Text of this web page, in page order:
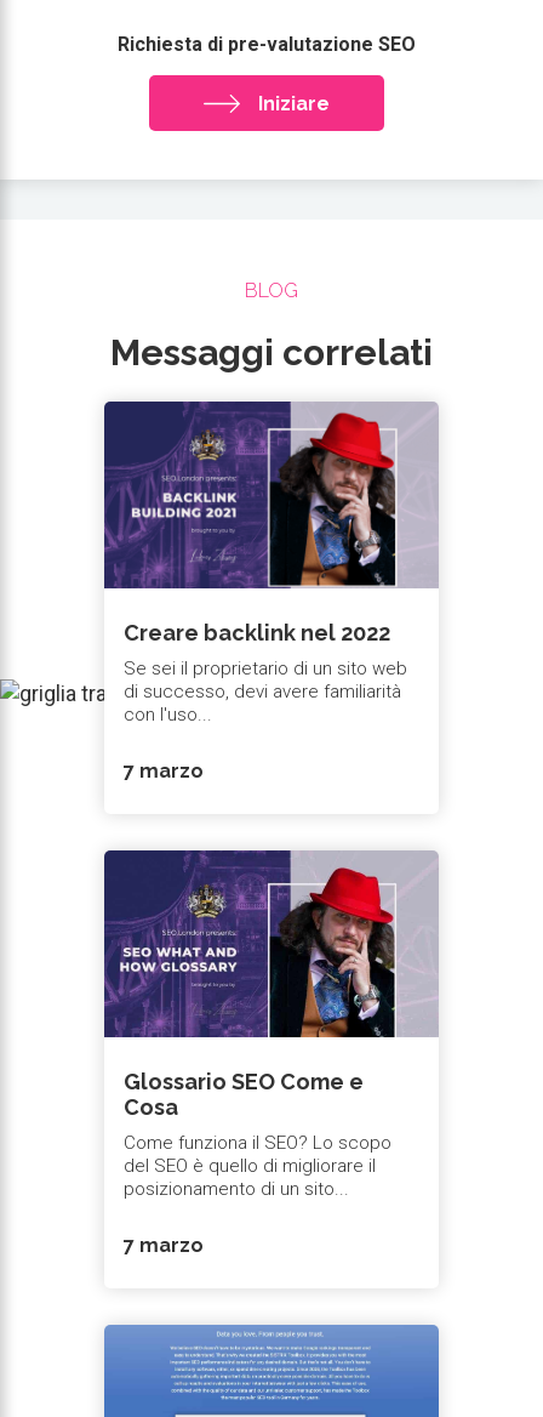
Richiesta di pre-valutazione SEO
Iniziare
BLOG
Messaggi correlati
Creare backlink nel 2022
Se sei il proprietario di un sito web
di successo, devi avere familiarità
con l'uso...
7 marzo
Glossario SEO Come e
Cosa
Come funziona il SEO? Lo scopo
del SEO è quello di migliorare il
posizionamento di un sito...
7 marzo